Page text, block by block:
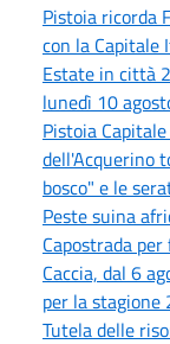
Pistoia ricorda
con la Capitale
Estate in città
lunedì 10
Pistoia
dell'Acquerino
bosco" e le
Peste suina
Capostrada
Caccia, dal 6
per la
Tutela delle